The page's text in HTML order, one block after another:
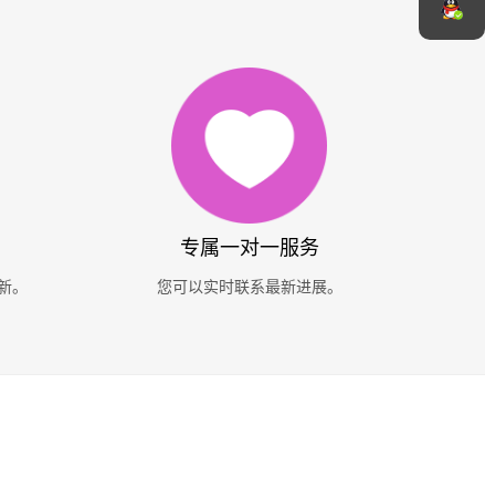
。
专属一对一服务
您可以实时联系最新进展。